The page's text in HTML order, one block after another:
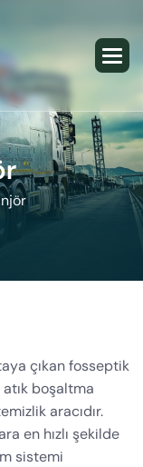
çıkan fosseptik
atık boşaltma
aracıdır.
en hızlı şekilde
sistemi